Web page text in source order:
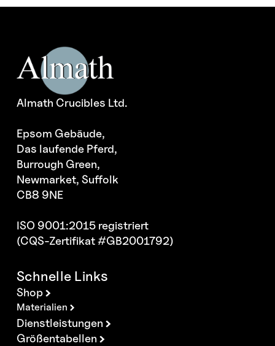
Almath Crucibles Ltd.
Epsom Gebäude,
Das laufende Pferd,
Burrough Green,
Newmarket, Suffolk
CB8 9NE
ISO 9001:2015 registriert
(CQS-Zertifikat #GB2001792)
Schnelle Links
Shop
Materialien
Dienstleistungen
Größentabellen